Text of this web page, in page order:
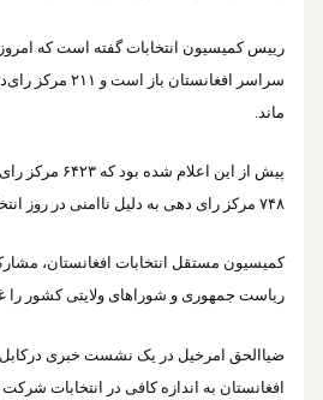
سراسر افغانستان
ماند.
پیش از این اعلام
۷۴۸ مرکز رای دهی به دلیل ناامنی در روز انتخابات مسدود خواهد بود.
کمیسیون مستقل انتخابات افغانستان،
ریاست جمهوری و شوراهای ولایتی کشور را
ضیاالحق امرخیل در یک نشست خبری درکابل
افغانستان به اندازه کافی در انتخابات